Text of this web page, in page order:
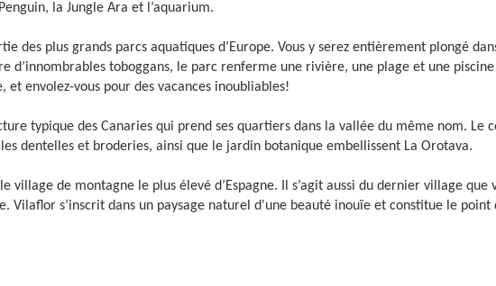
la Jungle Ara et l’aquarium.
des plus grands parcs aquatiques d’Europe. Vous y serez entièrement plongé
d’innombrables toboggans, le parc renferme une rivière, une plage et une
envolez-vous pour des vacances inoubliables!
typique des Canaries qui prend ses quartiers dans la vallée du même nom. Le
dentelles et broderies, ainsi que le jardin botanique embellissent La Orotava.
village de montagne le plus élevé d’Espagne. Il s’agit aussi du dernier village
Vilaflor s’inscrit dans un paysage naturel d'une beauté inouïe et constitue le